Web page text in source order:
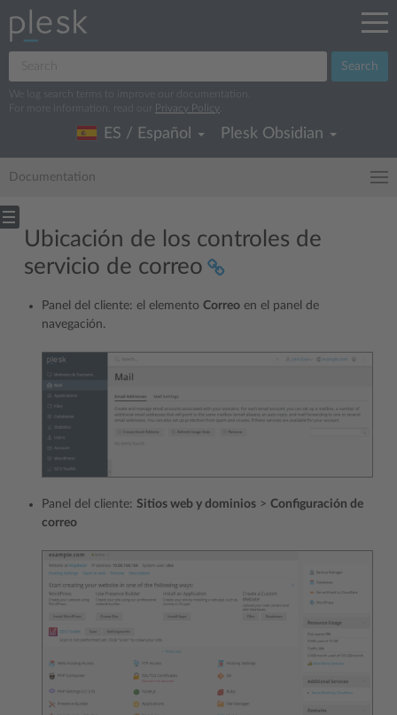
Search
We log search terms to improve our documentation.
For more information, read our
Privacy Policy
ES / Español Plesk Obsidian
Documentation
Ubicación de los controles de
servicio de correo
Panel del cliente: el elemento Correo en el panel de
navegación.
Panel del cliente: Sitios web y dominios > Configuración de
correo